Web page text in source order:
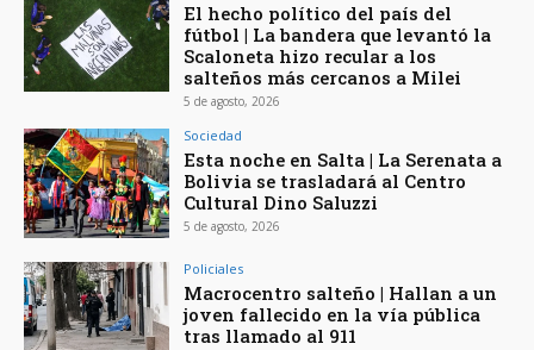
El hecho político del país del
fútbol | La bandera que levantó la
Scaloneta hizo recular a los
salteños más cercanos a Milei
5 de agosto, 2026
Sociedad
Esta noche en Salta | La Serenata a
Bolivia se trasladará al Centro
Cultural Dino Saluzzi
5 de agosto, 2026
Policiales
Macrocentro salteño | Hallan a un
joven fallecido en la vía pública
tras llamado al 911